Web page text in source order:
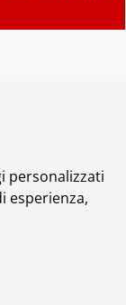
personalizzati
esperienza,